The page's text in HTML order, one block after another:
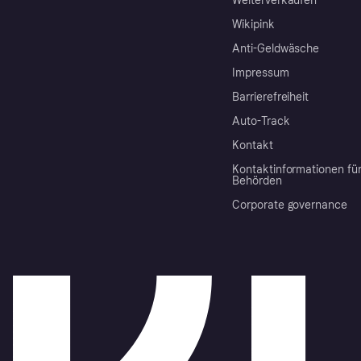
Wikipink
Anti-Geldwäsche
Impressum
Barrierefreiheit
Auto-Track
Kontakt
Kontaktinformationen für
Behörden
Corporate governance